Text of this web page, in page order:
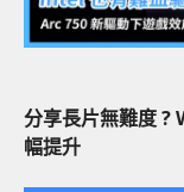
分享長片無難度 ?
幅提升